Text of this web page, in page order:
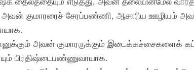
அவன் குமாரரைச் சேரப்பண்ணி, ஆசாரிய ஊழியம்
அவன் குமாரருக்கும் இடைக்கச்சைகளைக்
பிரதிஷ்டைபண்ணுவாயாக.